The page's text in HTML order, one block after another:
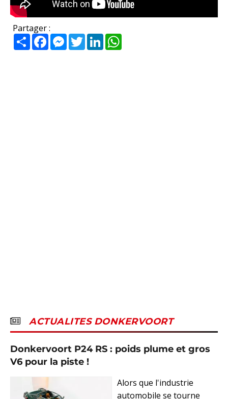
Partager :
PartagerFacebookMessenger
TwitterLinkedIn
ACTUALITES DONKERVOORT
Donkervoort P24 RS : poids plume et gros
V6 pour la piste !
Alors que l'industrie
automobile se tourne